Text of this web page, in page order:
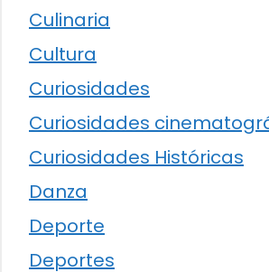
Culinaria
Cultura
Curiosidades
Curiosidades
Curiosidades Históricas
Danza
Deporte
Deportes